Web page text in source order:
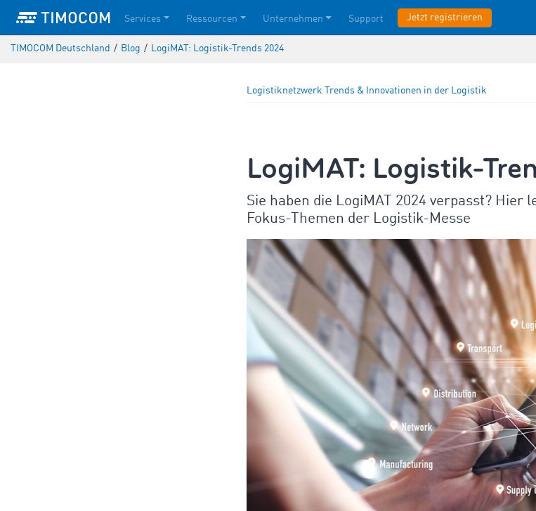
Services Ressourcen Unternehmen Support Jetzt registrieren
TIMOCOM Deutschland / Blog / LogiMAT: Logistik-Trends 2024
Logistiknetzwerk Trends & Innovationen in der Logistik
LogiMAT: Logistik-
Sie haben die LogiMAT 2024 verpasst? Hier
Fokus-Themen der Logistik-Messe